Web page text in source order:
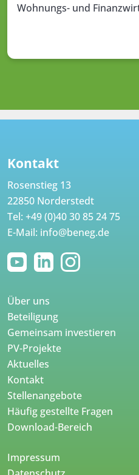
Wohnungs- und
Kontakt
Rosenstieg 13
22850 Norderstedt
Tel: +49 (0)40 30 85 24 75
E-Mail: info@beneg.de
Über uns
Beteiligung
Gemeinsam investieren
PV-Projekte
Aktuelles
Kontakt
Stellenangebote
Häufig gestellte Fragen
Download-Bereich
Impressum